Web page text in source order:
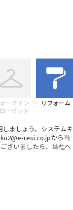
ークイン
ーゼット
リフォーム
ましょう。システムキ
resi.co.jpから当
ざいましたら、当社へ